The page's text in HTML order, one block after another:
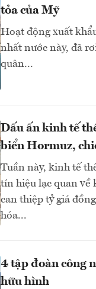
tỏa của Mỹ
Hoạt động xuất
nhất nước này, đã
quân...
Dấu ấn kinh tế
biển Hormuz,
Tuần này, kinh tế
tín hiệu lạc quan về
can thiệp tỷ giá
hóa...
4 tập đoàn công
hữu hình